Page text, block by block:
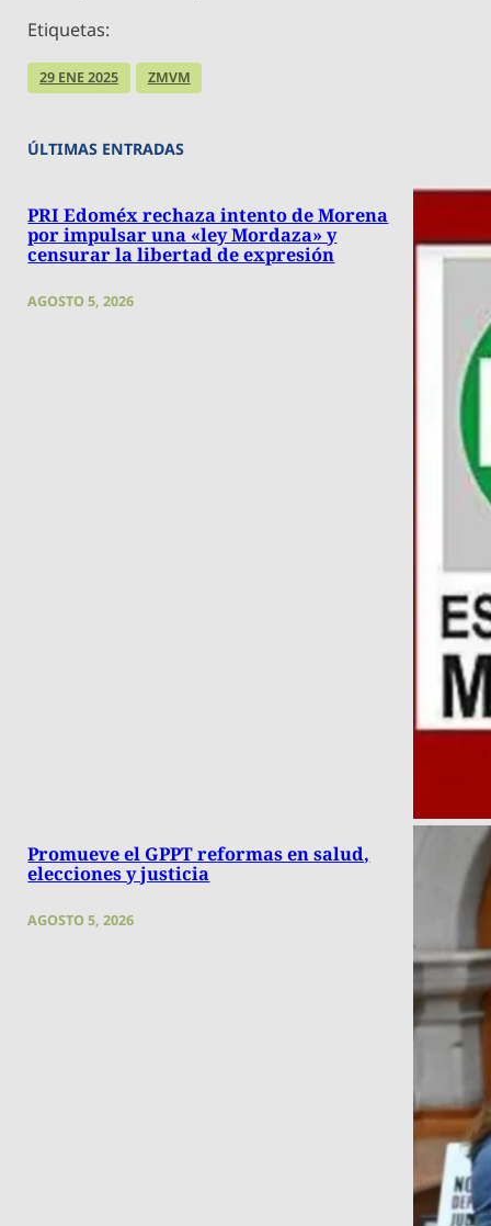
Etiquetas:
29 ENE 2025 ZMVM
ÚLTIMAS ENTRADAS
PRI Edoméx rechaza intento de Morena
por impulsar una «ley Mordaza» y
censurar la libertad de expresión
AGOSTO 5, 2026
Promueve el GPPT reformas en salud,
elecciones y justicia
AGOSTO 5, 2026